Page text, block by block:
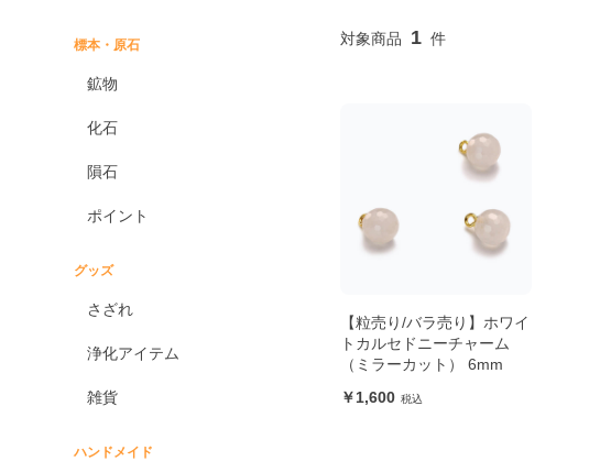
標本・原石
鉱物
化石
隕石
ポイント
グッズ
さざれ
浄化アイテム
雑貨
ハンドメイド
1
【粒売り/バラ売り】ホワイ
トカルセドニーチャーム
（ミラーカット） 6mm
1,600